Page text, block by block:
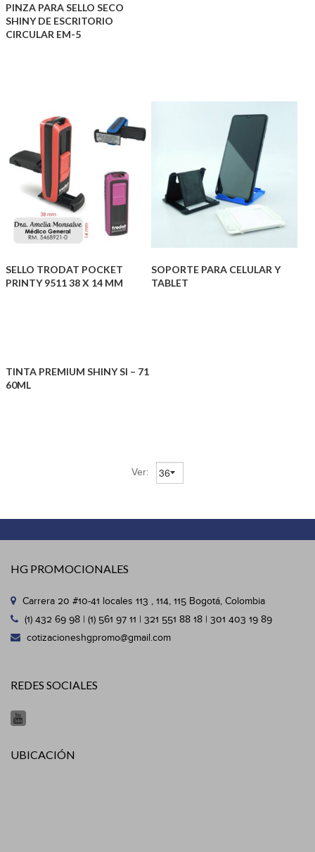
PINZA PARA SELLO SECO
SHINY DE ESCRITORIO
CIRCULAR EM-5
SELLO TRODAT POCKET
PRINTY 9511 38 X 14 MM
SOPORTE PARA CELULAR Y
TABLET
TINTA PREMIUM SHINY SI – 71
60ML
Ver:
HG PROMOCIONALES
Carrera 20 #10-41 locales 113 , 114, 115 Bogotá, Colombia
(1) 432 69 98 | (1) 561 97 11 | 321 551 88 18 | 301 403 19 89
cotizacioneshgpromo@gmail.com
REDES SOCIALES
UBICACIÓN